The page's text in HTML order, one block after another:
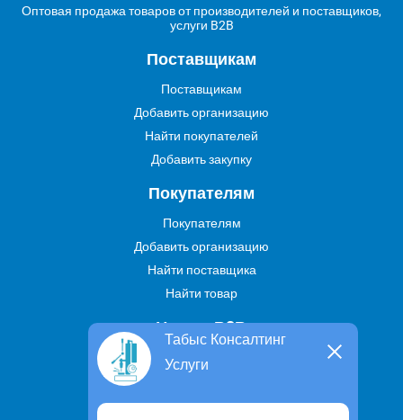
Табыс Консалтинг
Услуги
Оптовая продажа товаров от производителей и поставщиков,
услуги B2B
Поставщикам
Поставщикам
Добавить организацию
Найти покупателей
Добавить закупку
Покупателям
Покупателям
Добавить организацию
Найти поставщика
Найти товар
Услуги В2В
Найти услугу
Предложить свою услугу
Дропшиппинг